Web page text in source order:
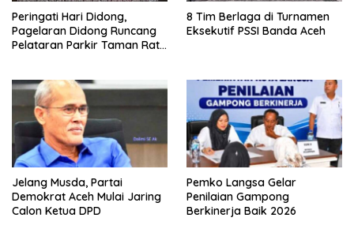
Peringati Hari Didong,
Pagelaran Didong Runcang
Pelataran Parkir Taman Ratu
8 Tim Berlaga di Turnamen
Eksekutif PSSI Banda Aceh
Jelang Musda, Partai
Demokrat Aceh Mulai Jaring
Calon Ketua DPD
Pemko Langsa Gelar
Penilaian Gampong
Berkinerja Baik 2026